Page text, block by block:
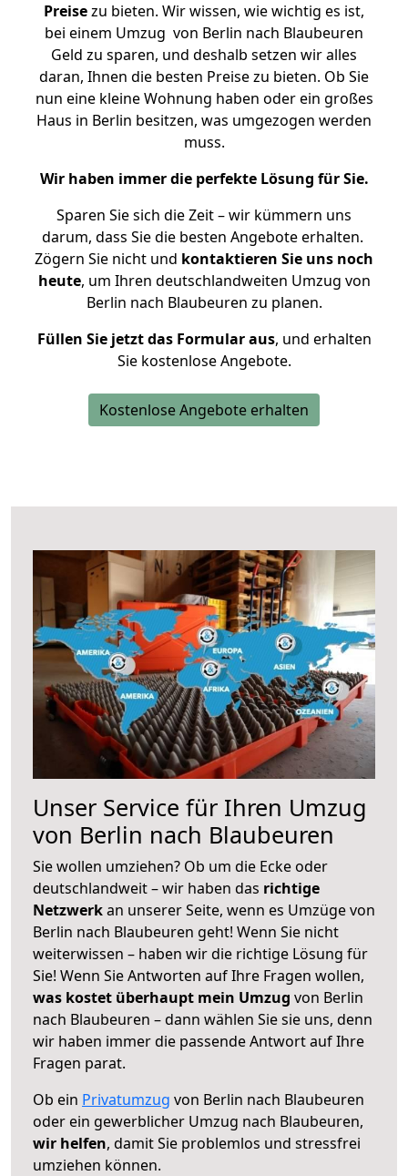
Preisezu bieten. Wir wissen, wie wichtig es ist,
bei einem Umzug von Berlin nach Blaubeuren
Geld zu sparen, und deshalb setzen wir alles
daran, Ihnen die besten Preise zu bieten. Ob Sie
nun eine kleine Wohnung haben oder ein großes
Haus in Berlin besitzen, was umgezogen werden
muss.
Wir haben immer die perfekte Lösung für Sie.
Sparen Sie sich die Zeit – wir kümmern uns
darum, dass Sie die besten Angebote erhalten.
Zögern Sie nicht und kontaktieren Sie uns noch
heute, um Ihren deutschlandweiten Umzug von
Berlin nach Blaubeuren zu planen.
Füllen Sie jetzt das Formular aus, und erhalten
Sie kostenlose Angebote.
Kostenlose Angebote erhalten
Unser Service für Ihren Umzug
von Berlin nach Blaubeuren
Sie wollen umziehen? Ob um die Ecke oder
deutschlandweit – wir haben das richtige
Netzwerkan unserer Seite, wenn es Umzüge von
Berlin nach Blaubeuren geht! Wenn Sie nicht
weiterwissen – haben wir die richtige Lösung für
Sie! Wenn Sie Antworten auf Ihre Fragen wollen,
was kostet überhaupt mein Umzug von Berlin
nach Blaubeuren – dann wählen Sie sie uns, denn
wir haben immer die passende Antwort auf Ihre
Fragen parat.
Ob ein Privatumzug von Berlin nach Blaubeuren
oder ein gewerblicher Umzug nach Blaubeuren,
wir helfen, damit Sie problemlos und stressfrei
umziehen können.